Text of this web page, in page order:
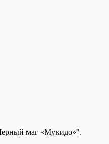
маг «Мукидо»".